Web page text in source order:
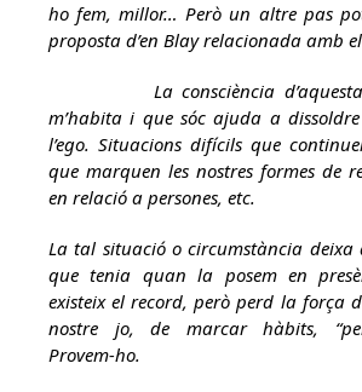
ho fem, millor… Però un altre pas
proposta d’en Blay relacionada amb el
La consciència d’aquesta
m’habita i que sóc ajuda a
l’ego. Situacions difícils que
que marquen les nostres formes de
en relació a persones, etc.
La tal situació o circumstància
que tenia quan la posem en
existeix el record, però perd la força
nostre jo, de marcar hàbits,
Provem-ho.